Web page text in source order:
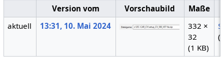
Version vom Vorschaubild
Maße
aktuell
13:31, 10. Mai 2024
332 ×
32
(1 KB)
(